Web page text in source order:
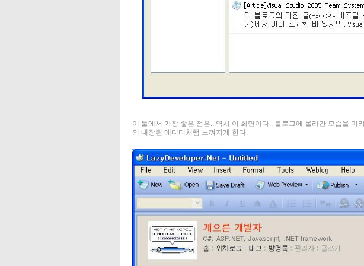
이 툴에서 가장 좋은 점은...역시 이 화면이다.. 블로그에 올라간 모습을 미
의 내장된 에디터처럼 느껴지게 한다.